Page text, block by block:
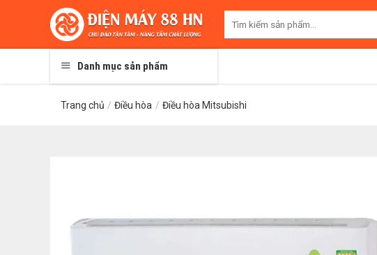
kiếm:
Danh mục sản phẩm
Trang chủ / Điều hòa / Điều hòa Mitsubishi